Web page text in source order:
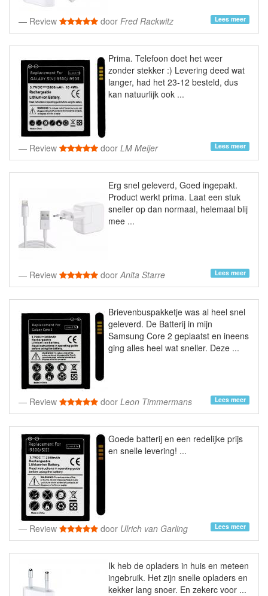
Review door Fred Rackwitz Lees meer
Prima. Telefoon doet het weer
zonder stekker :) Levering deed wat
langer, had het 23-12 besteld, dus
kan natuurlijk ook ...
Review door LM Meijer Lees meer
Erg snel geleverd, Goed ingepakt.
Product werkt prima. Laat een stuk
sneller op dan normaal, helemaal blij
mee ...
Review doorAnita Starre Lees meer
Brievenbuspakketje was al heel snel
geleverd. De Batterij in mijn
Samsung Core 2 geplaatst en ineens
ging alles heel wat sneller. Deze ...
Review door Leon Timmermans Lees meer
Goede batterij en een redelijke prijs
en snelle levering! ...
Review door Ulrich van Garling Lees meer
Ik heb de opladers in huis en meteen
ingebruik. Het zijn snelle opladers en
kekker lang snoer. En zekerc voor ...